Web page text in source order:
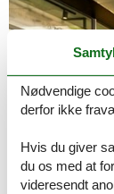
Nødvendige
derfor ikke
Hvis du giver
du os med at
videresendt